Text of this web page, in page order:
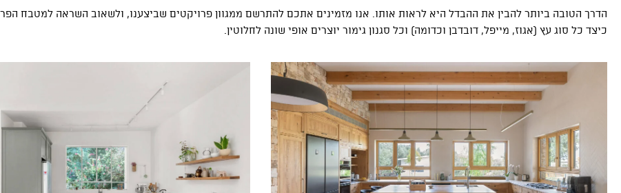
הדרך הטובה ביותר להבין את ההבדל היא לראות אותו. אנו מזמינים אתכם להתרשם ממגוון פרויקטים שביצענו, ולשאוב השראה למטבח
כיצד כל סוג עץ (אגוז, מייפל, דובדבן וכדומה) וכל סגנון גימור יוצרים אופי שונה לחלוטין.